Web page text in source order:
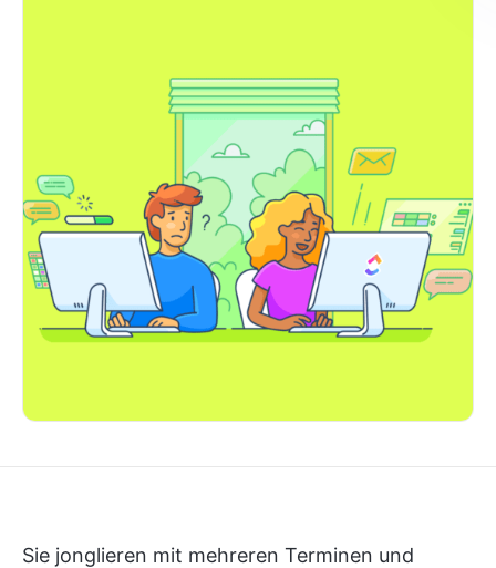
Sie jonglieren mit mehreren Terminen und